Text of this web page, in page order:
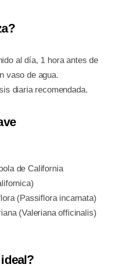
al día, 1 hora antes de
vaso de agua.
diaria recomendada.
de California
(Passiflora incarnata)
(Valeriana officinalis)